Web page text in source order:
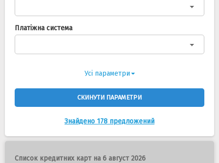
Платіжна система
Усі параметри
СКИНУТИ ПАРАМЕТРИ
Знайдено 178 предложений
Список кредитних карт на 6 август 2026